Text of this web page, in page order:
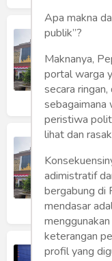
Viral
Willy
Minggu
Willy
Kamis
Apa makna
publik”?
Maknanya,
portal warga
secara
sebagaimana
peristiwa
lihat dan
adimistratif
bergabung di
mendasar
keterangan
profil yang